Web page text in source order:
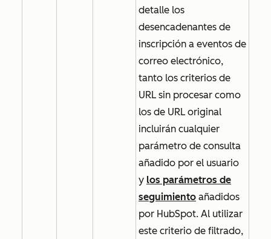
detalle los
desencadenantes de
inscripción a eventos de
correo electrónico,
tanto los criterios de
URL sin procesar como
los de URL original
incluirán cualquier
parámetro de consulta
añadido por el usuario
y los parámetros de
seguimiento añadidos
por HubSpot. Al utilizar
este criterio de filtrado,